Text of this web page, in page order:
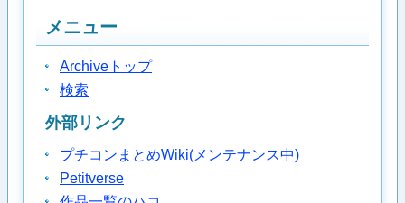
メニュー
Archiveトップ
検索
外部リンク
プチコンまとめWiki(メンテナンス中)
Petitverse